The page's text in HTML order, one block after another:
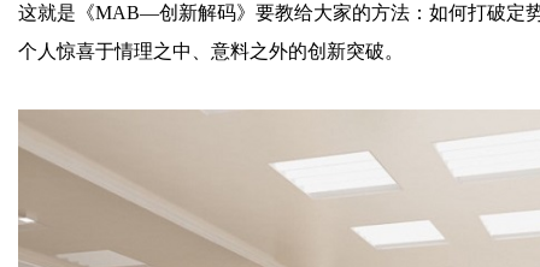
这就是《MAB—创新解码》要教给大家的方法：如何打破定
个人惊喜于情理之中、意料之外的创新突破。